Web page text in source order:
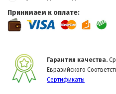
Принимаем к оплате:
Гарантия качества.
Евразийского
Сертификаты